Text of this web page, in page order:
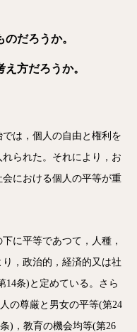
だろうか。
方だろうか。
は，個人の自由と権利を
られた。それにより，お
における個人の平等が重
に平等であつて，人種，
，政治的，経済的又は社
14条)と定めている。さら
の尊厳と男女の平等(第24
)，教育の機会均等(第26